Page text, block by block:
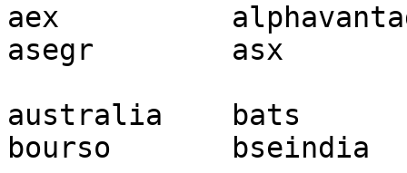
aex
asegr        asx
australia    bats
bourso       bseindia